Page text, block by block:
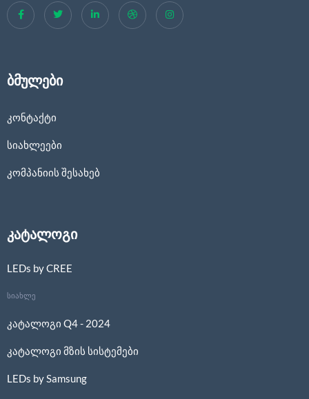
ბმულები
კონტაქტი
სიახლეები
კომპანიის შესახებ
კატალოგი
LEDs by CREE
სიახლე
კატალოგი Q4 - 2024
კატალოგი მზის სისტემები
LEDs by Samsung